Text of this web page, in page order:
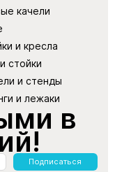
качели
и кресла
стойки
и стенды
и лежаки
в
Подписаться